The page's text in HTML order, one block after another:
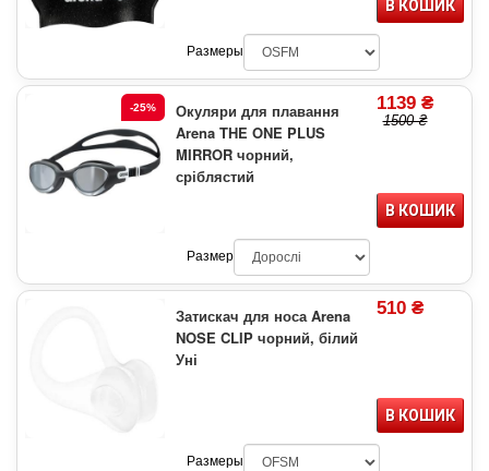
В КОШИК
Размеры
-25%
Окуляри для плавання
Arena THE ONE PLUS
MIRROR чорний,
сріблястий
1139 ₴
1500 ₴
В КОШИК
Размер
Затискач для носа Arena
NOSE CLIP чорний, білий
Уні
510 ₴
В КОШИК
Размеры